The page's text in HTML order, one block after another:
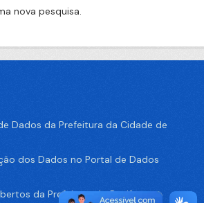
nova pesquisa.
Dados da Prefeitura da Cidade de
dos Dados no Portal de Dados
da Prefeitura do Recife